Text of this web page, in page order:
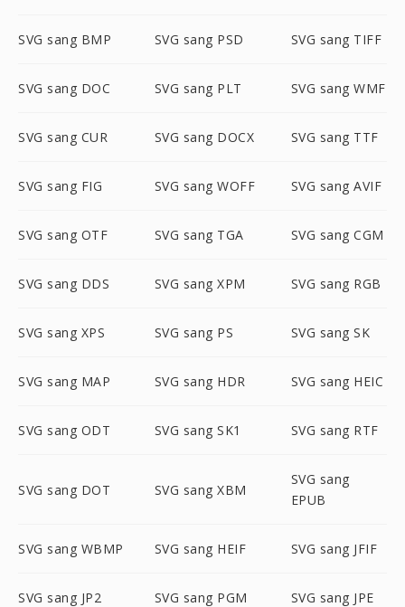
SVG sang BMP SVG sang PSD SVG sang TIFF
SVG sang DOC SVG sang PLT SVG sang WMF
SVG sang CUR SVG sang DOCX SVG sang TTF
SVG sang FIG SVG sang WOFF SVG sang AVIF
SVG sang OTF SVG sang TGA SVG sang CGM
SVG sang DDS SVG sang XPM SVG sang RGB
SVG sang XPS SVG sang PS SVG sang SK
SVG sang MAP SVG sang HDR SVG sang HEIC
SVG sang ODT SVG sang SK1 SVG sang RTF
SVG sang DOT SVG sang XBM
SVG sang
EPUB
SVG sang WBMP SVG sang HEIF SVG sang JFIF
SVG sang JP2 SVG sang PGM SVG sang JPE